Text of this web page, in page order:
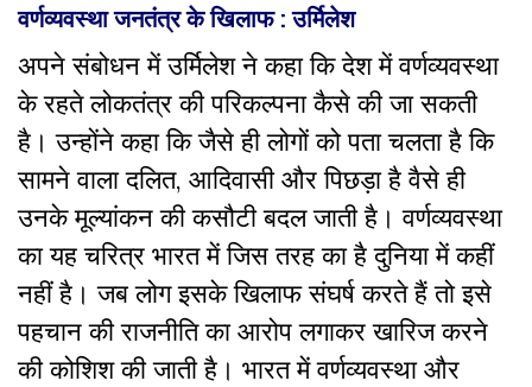
वर्णव्यवस्था जनतंत्र के खिलाफ : उर्मिलेश
अपने संबोधन में उर्मिलेश ने कहा कि देश में वर्णव्यवस्था
के रहते लोकतंत्र की परिकल्पना कैसे की जा सकती
है। उन्होंने कहा कि जैसे ही लोगों को पता चलता है कि
सामने वाला दलित, आदिवासी और पिछड़ा है वैसे ही
उनके मूल्यांकन की कसौटी बदल जाती है। वर्णव्यवस्था
का यह चरित्र भारत में जिस तरह का है दुनिया में कहीं
नहीं है। जब लोग इसके खिलाफ संघर्ष करते हैं तो इसे
पहचान की राजनीति का आरोप लगाकर खारिज करने
की कोशिश की जाती है। भारत में वर्णव्यवस्था और